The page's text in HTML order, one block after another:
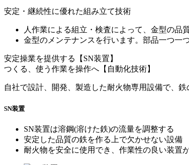
安定・継続性に優れた組み立て技術
人作業による組立・検査によって、金型の品
金型のメンテナンスを行います。部品一つ一
安定操業を提供する【SN装置】
つくる、使う作業を操作へ【自動化技術】
自社で設計、開発、製造した耐火物専用設備で、
SN装置
SN装置は溶鋼(溶けた鉄)の流量を調整する
安定した品質の鉄を作る上で欠かせない設備
耐火物を安全に使用でき、作業性の良い装置